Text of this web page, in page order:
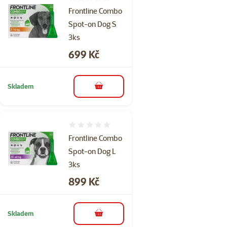
Frontline Combo
Spot-on Dog S
3ks
Cena
699 Kč
Skladem do košíku
Frontline Combo
Spot-on Dog L
3ks
Cena
899 Kč
Skladem do košíku